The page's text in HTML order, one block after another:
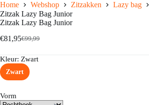
Home Webshop Zitzakken
Lazy bag
Zitzak Lazy Bag Junior
Zitzak Lazy Bag Junior
€99,99
€81,95
Kleur: Zwart
Zwart
Vorm